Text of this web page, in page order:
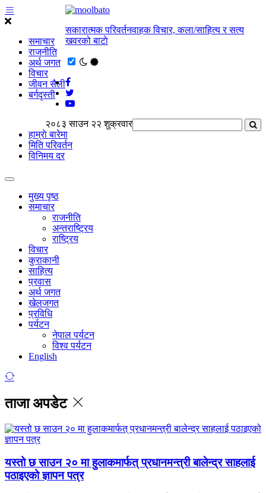
समाचार
राजनीति
अर्थ जगत
विचार
जीवन सैली
बर्गदृस्ती
सकारात्मक परिवर्तनवाहक विचार, कला/साहित्य र सत्य
खवरको बाटाे
२०८३ साउन २२ शुक्रवार
हाम्राे बारेमा
मिति परिवर्तन
विनिमय दर
मुख्य पृष्ठ
समाचार
राजनीति
अन्तराष्ट्रिय
राष्ट्रिय
विचार
कुराकानी
साहित्य
प्रवास
अर्थ जगत
खेलजगत
प्रविधि
पर्यटन
नेपाल पर्यटन
विश्व पर्यटन
English
ताजा अपडेट
यस्तो छ साउन २० मा हुलाकमार्फत् प्रधानमन्त्री बालेन्द्र साहलाई
पठाइएको ज्ञापन पत्र